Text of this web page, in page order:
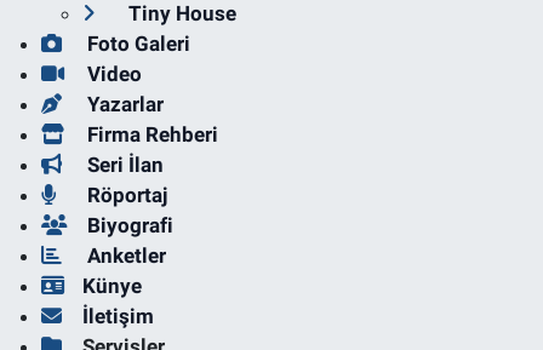
Tiny House
Foto Galeri
Video
Yazarlar
Firma Rehberi
Seri İlan
Röportaj
Biyografi
Anketler
Künye
İletişim